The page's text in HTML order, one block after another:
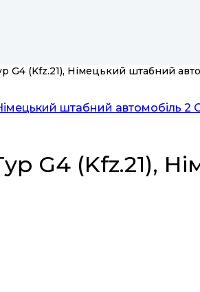
G4 (Kfz.21), Німецький штабний
G4 (Kfz.21),